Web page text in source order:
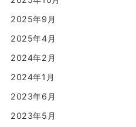
2025年9月
2025年4月
2024年2月
2024年1月
2023年6月
2023年5月